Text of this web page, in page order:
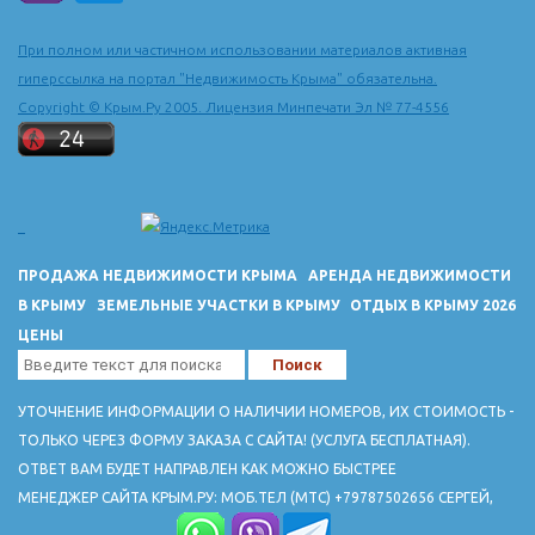
При полном или частичном использовании материалов активная
гиперссылка на портал "Недвижимость Крыма" обязательна.
Copyright © Крым.Ру 2005. Лицензия Минпечати Эл № 77-4556
ПРОДАЖА НЕДВИЖИМОСТИ КРЫМА
АРЕНДА НЕДВИЖИМОСТИ
В КРЫМУ
ЗЕМЕЛЬНЫЕ УЧАСТКИ В КРЫМУ
ОТДЫХ В КРЫМУ 2026
ЦЕНЫ
УТОЧНЕНИЕ ИНФОРМАЦИИ О НАЛИЧИИ НОМЕРОВ, ИХ СТОИМОСТЬ -
ТОЛЬКО ЧЕРЕЗ ФОРМУ ЗАКАЗА С САЙТА! (УСЛУГА БЕСПЛАТНАЯ).
ОТВЕТ ВАМ БУДЕТ НАПРАВЛЕН КАК МОЖНО БЫСТРЕЕ
МЕНЕДЖЕР САЙТА КРЫМ.РУ: МОБ.ТЕЛ (МТС) +79787502656 СЕРГЕЙ,